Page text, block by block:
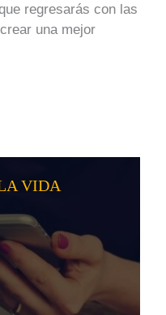
regresarás con las
una mejor
VIDA